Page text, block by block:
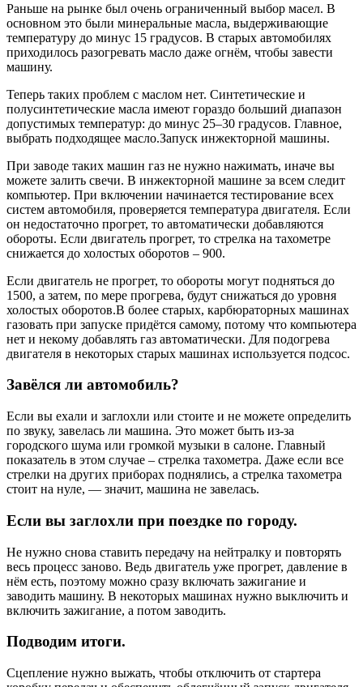
Раньше на рынке был очень ограниченный выбор масел. В
основном это были минеральные масла, выдерживающие
температуру до минус 15 градусов. В старых автомобилях
приходилось разогревать масло даже огнём, чтобы завести
машину.
Теперь таких проблем с маслом нет. Синтетические и
полусинтетические масла имеют гораздо больший диапазон
допустимых температур: до минус 25–30 градусов. Главное,
выбрать подходящее масло.Запуск инжекторной машины.
При заводе таких машин газ не нужно нажимать, иначе вы
можете залить свечи. В инжекторной машине за всем следит
компьютер. При включении начинается тестирование всех
систем автомобиля, проверяется температура двигателя. Если
он недостаточно прогрет, то автоматически добавляются
обороты. Если двигатель прогрет, то стрелка на тахометре
снижается до холостых оборотов – 900.
Если двигатель не прогрет, то обороты могут подняться до
1500, а затем, по мере прогрева, будут снижаться до уровня
холостых оборотов.В более старых, карбюраторных машинах
газовать при запуске придётся самому, потому что компьютера
нет и некому добавлять газ автоматически. Для подогрева
двигателя в некоторых старых машинах используется подсос.
Завёлся ли автомобиль?
Если вы ехали и заглохли или стоите и не можете определить
по звуку, завелась ли машина. Это может быть из-за
городского шума или громкой музыки в салоне. Главный
показатель в этом случае – стрелка тахометра. Даже если все
стрелки на других приборах поднялись, а стрелка тахометра
стоит на нуле, — значит, машина не завелась.
Если вы заглохли при поездке по городу.
Не нужно снова ставить передачу на нейтралку и повторять
весь процесс заново. Ведь двигатель уже прогрет, давление в
нём есть, поэтому можно сразу включать зажигание и
заводить машину. В некоторых машинах нужно выключить и
включить зажигание, а потом заводить.
Подводим итоги.
Сцепление нужно выжать, чтобы отключить от стартера